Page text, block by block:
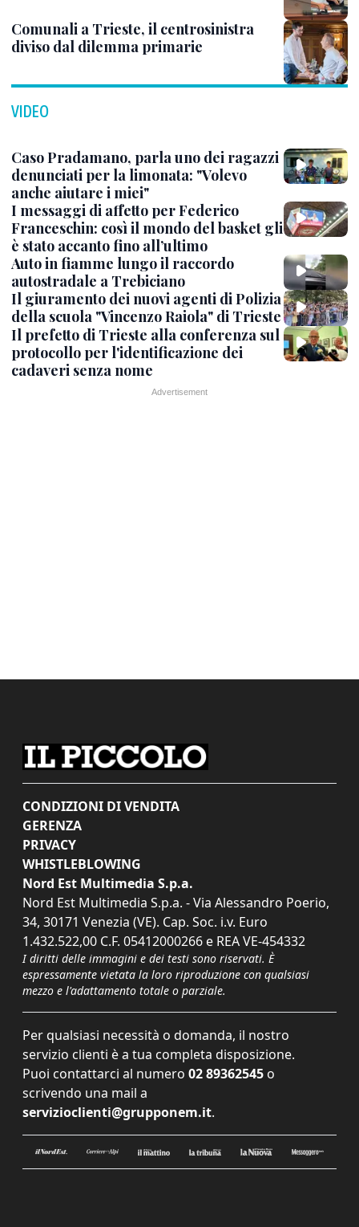
Comunali a Trieste, il centrosinistra
diviso dal dilemma primarie
VIDEO
Caso Pradamano, parla uno dei ragazzi
denunciati per la limonata: "Volevo
anche aiutare i miei"
I messaggi di affetto per Federico
Franceschin: così il mondo del basket gli
è stato accanto fino all’ultimo
Auto in fiamme lungo il raccordo
autostradale a Trebiciano
Il giuramento dei nuovi agenti di Polizia
della scuola "Vincenzo Raiola" di Trieste
Il prefetto di Trieste alla conferenza sul
protocollo per l'identificazione dei
cadaveri senza nome
CONDIZIONI DI VENDITA
GERENZA
PRIVACY
WHISTLEBLOWING
Nord Est Multimedia S.p.a.
Nord Est Multimedia S.p.a. - Via Alessandro Poerio,
34, 30171 Venezia (VE). Cap. Soc. i.v. Euro
1.432.522,00 C.F. 05412000266 e REA VE-454332
I diritti delle immagini e dei testi sono riservati. È
espressamente vietata la loro riproduzione con qualsiasi
mezzo e l'adattamento totale o parziale.
Per qualsiasi necessità o domanda, il nostro
servizio clienti è a tua completa disposizione.
Puoi contattarci al numero 02 89362545 o
scrivendo una mail a
servizioclienti@grupponem.it.